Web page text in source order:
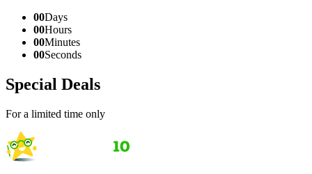
00Days
00Hours
00Minutes
00Seconds
Special Deals
For a limited time only